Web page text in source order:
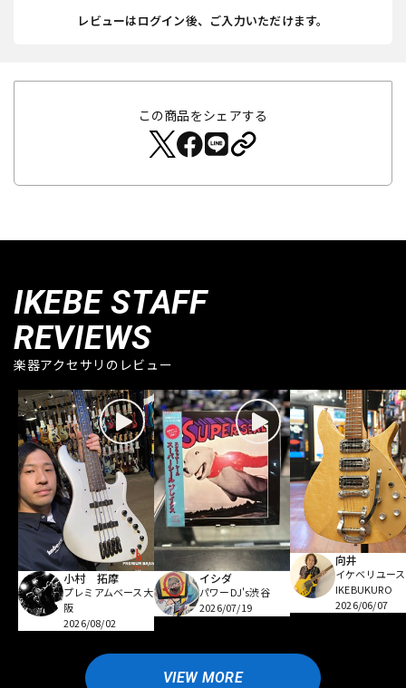
レビューはログイン後、ご入力いただけます。
この商品をシェアする
IKEBE STAFF
REVIEWS
楽器アクセサリのレビュー
小村 拓摩
プレミアムベース大
阪
2026/08/02
イシダ
パワーDJ's渋谷
2026/07/19
向井
イケベリユース
IKEBUKURO
2026/06/07
VIEW MORE